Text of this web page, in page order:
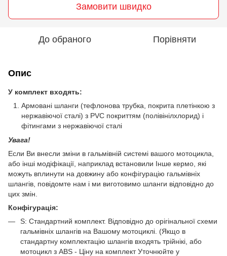
Замовити швидко
До обраного Порівняти
Опис
У комплект входять:
Армовані шланги (тефлонова трубка, покрита плетінкою з
нержавіючої сталі) з PVC покриттям (полівінілхлорид) і
фітингами з нержавіючої сталі
Увага!
Если Ви внесли зміни в гальмівній системі вашого мотоцикла,
або інші модіфікації, наприклад встановили Інше кермо, які
можуть вплинути на довжину або конфігурацію гальмівніх
шлангів, повідомте нам і ми виготовимо шланги відповідно до
цих змін.
Конфігурація:
S: Стандартний комплект. Відповідно до орігінальної схеми
гальмівніх шлангів на Вашому мотоциклі. (Якщо в
стандартну комплектацію шлангів входять трійнікі, або
мотоцикл з ABS - Ціну на комплект Уточнюйте у